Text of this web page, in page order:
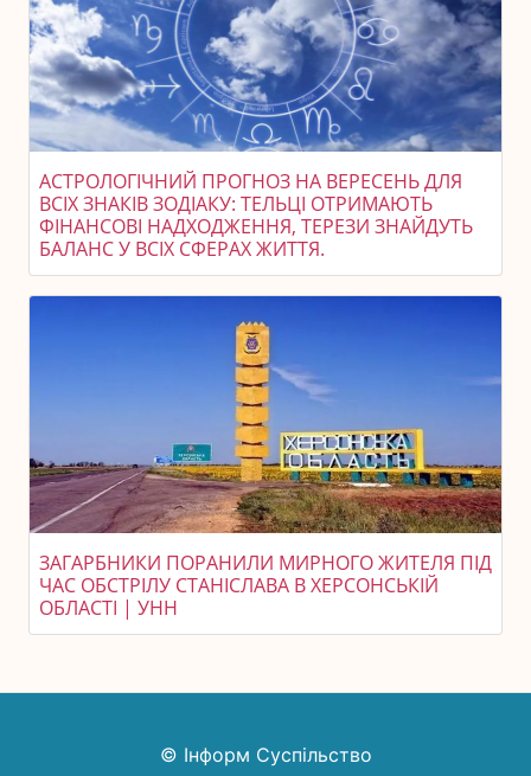
АСТРОЛОГІЧНИЙ ПРОГНОЗ НА ВЕРЕСЕНЬ ДЛЯ
ВСІХ ЗНАКІВ ЗОДІАКУ: ТЕЛЬЦІ ОТРИМАЮТЬ
ФІНАНСОВІ НАДХОДЖЕННЯ, ТЕРЕЗИ ЗНАЙДУТЬ
БАЛАНС У ВСІХ СФЕРАХ ЖИТТЯ.
ЗАГАРБНИКИ ПОРАНИЛИ МИРНОГО ЖИТЕЛЯ ПІД
ЧАС ОБСТРІЛУ СТАНІСЛАВА В ХЕРСОНСЬКІЙ
ОБЛАСТІ | УНН
© Інформ Суспільство